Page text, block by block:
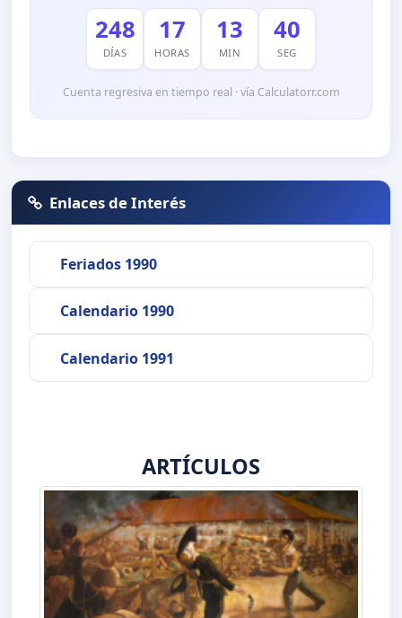
248
DÍAS
17
HORAS
13
MIN
40
SEG
Cuenta regresiva en tiempo real · vía Calculatorr.com
Enlaces de Interés
Feriados 1990
Calendario 1990
Calendario 1991
ARTÍCULOS